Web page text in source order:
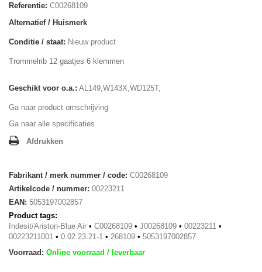
Referentie: C00268109
Alternatief / Huismerk
Conditie / staat: Nieuw product
Trommelrib 12 gaatjes 6 klemmen
Geschikt voor o.a.: AL149,W143X,WD125T,
Ga naar product omschrijving
Ga naar alle specificaties
Afdrukken
Fabrikant / merk nummer / code: C00268109
Artikelcode / nummer: 00223211
EAN: 5053197002857
Product tags:
Indesit/Ariston-Blue Air • C00268109 • J00268109 • 00223211 •
00223211001 • 0.02.23.21-1 • 268109 • 5053197002857
Voorraad: Online voorraad / leverbaar